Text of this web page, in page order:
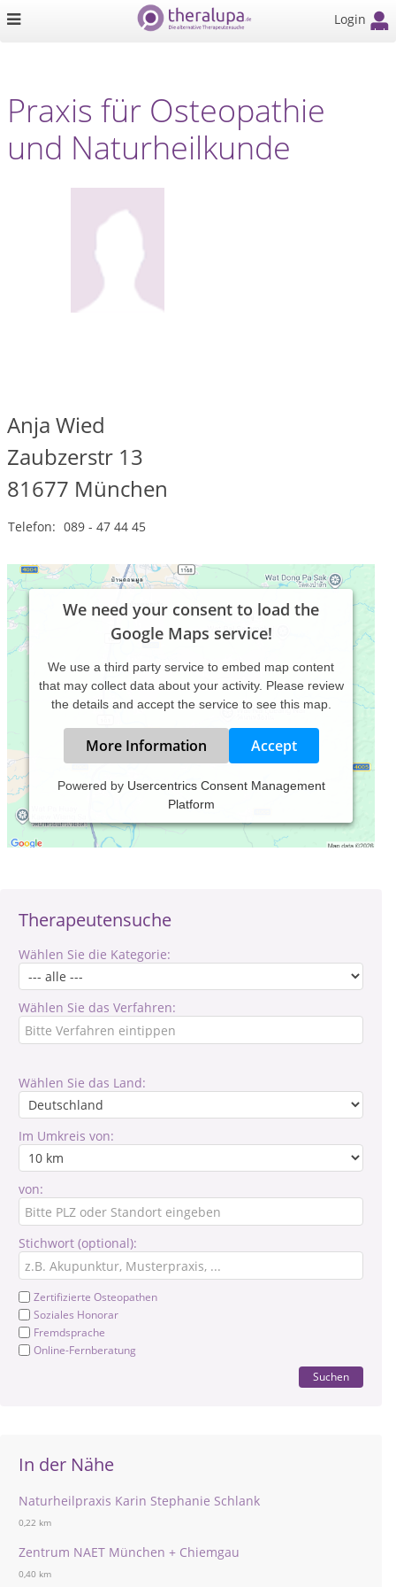
Login
Therapeutensuche
Wählen Sie die Kategorie:
Wählen Sie das Verfahren:
Wählen Sie das Land:
Im Umkreis von:
von:
Stichwort (optional):
Zertifizierte Osteopathen
Soziales Honorar
Fremdsprache
Online-Fernberatung
Suchen
In der Nähe
Naturheilpraxis Karin Stephanie Schlank
0,22 km
Zentrum NAET München + Chiemgau
0,40 km
Praxis für Osteopathie
und Naturheilkunde
Anja Wied
Zaubzerstr 13
81677 München
Telefon: 089 - 47 44 45
We need your consent to load the
Google Maps service!
We use a third party service to embed map content
that may collect data about your activity. Please review
the details and accept the service to see this map.
More Information Accept
Powered by Usercentrics Consent Management
Platform
Verantwortlich für den Inhalt des Eintrages ist: Anja Wied